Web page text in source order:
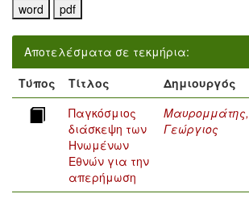
Αποτελέσματα σε τεκμήρια:
Τύπος
Τίτλος Δημιουργός
Παγκόσμιος
διάσκεψη των
Ηνωμένων
Εθνών για την
απερήμωση
Μαυρομμάτης,
Γεώργιος